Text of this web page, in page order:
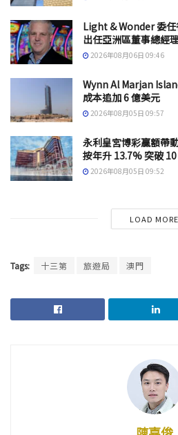
Light & Wonder 委
出任亞洲區董事總經理
2026年08月06日 09:46
Wynn Al Marjan
成本追加 6 億美元
2026年08月05日 09:57
永利皇宮博彩贏額帶
按年升 13.7% 突破
2026年08月05日 09:52
LOAD MORE
Tags: 十三第 旅遊局 澳門